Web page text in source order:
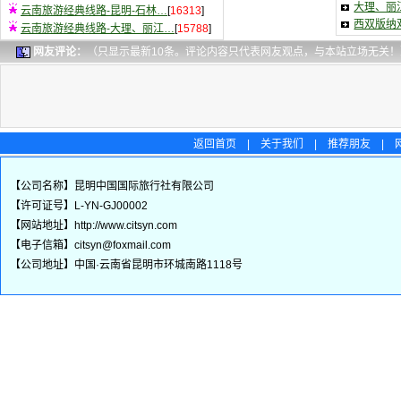
云南旅游经典线路-昆明-石林…[16313]
云南旅游经典线路-大理、丽江…[15788]
大理、
西双版
网友评论： （只显示最新10条。评论内容只代表网友观点，与本站立场无关
返回首页 关于我们 推荐朋友
【公司名称】昆明中国国际旅行社有限公司
【许可证号】L-YN-GJ00002
【网站地址】http://www.citsyn.com
【电子信箱】citsyn@foxmail.com
【公司地址】中国·云南省昆明市环城南路1118号